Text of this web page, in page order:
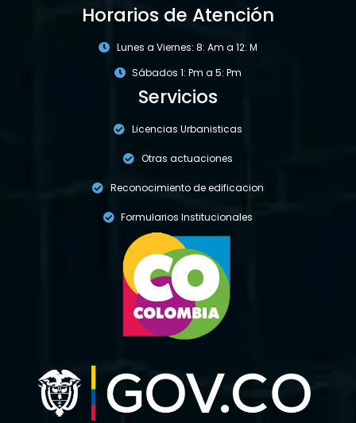
Horarios de Atención
Lunes a Viernes: 8: Am a 12: M
Sábados 1: Pm a 5: Pm
Servicios
Licencias Urbanisticas
Otras actuaciones
Reconocimiento de edificacion
Formularios Institucionales